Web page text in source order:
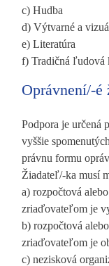
c) Hudba
d) Výtvarné a
e) Literatúra
f) Tradičná ľudová
Oprávnení/-é
Podpora je určená
vyššie
právnu formu
Žiadateľ/-ka musí
a) rozpočtová
zriaďovateľom je
b) rozpočtová
zriaďovateľom je
c) nezisková